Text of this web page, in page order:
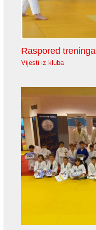
Raspored treninga
Vijesti iz kluba